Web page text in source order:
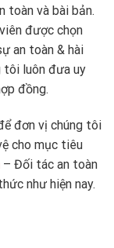
toàn và bài bản.
được chọn
an toàn & hài
tôi luôn đưa uy
đồng.
đơn vị chúng tôi
cho mục tiêu
– Đối tác an toàn
như hiện nay.